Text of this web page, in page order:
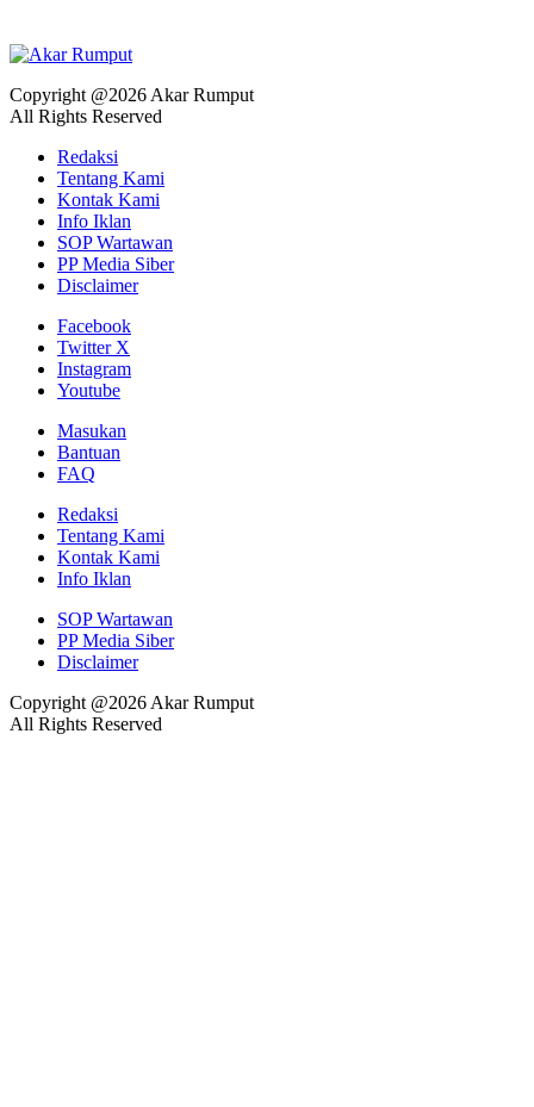
Copyright @2026 Akar Rumput
All Rights Reserved
Redaksi
Tentang Kami
Kontak Kami
Info Iklan
SOP Wartawan
PP Media Siber
Disclaimer
Facebook
Twitter X
Instagram
Youtube
Masukan
Bantuan
FAQ
Redaksi
Tentang Kami
Kontak Kami
Info Iklan
SOP Wartawan
PP Media Siber
Disclaimer
Copyright @2026 Akar Rumput
All Rights Reserved